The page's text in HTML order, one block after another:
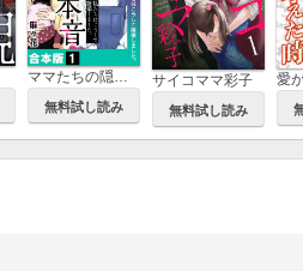
ママたちの隠れた本音～私たちはこうして離婚しました。【合本版】
無料試し読み
サイコママ彩子
無料試し読み
愛